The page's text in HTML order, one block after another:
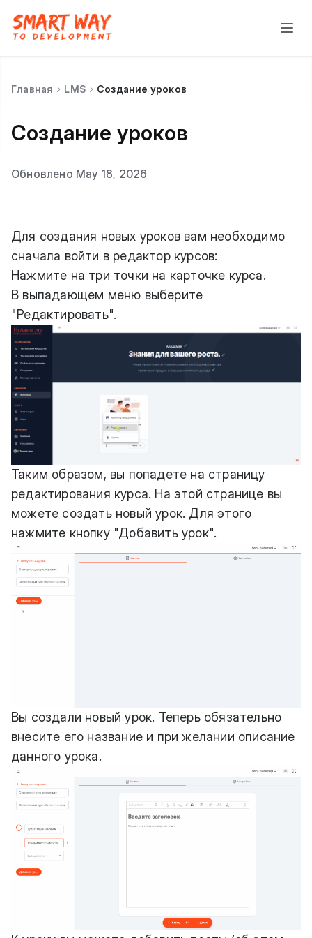
Главная LMS Создание уроков
Создание уроков
Обновлено May 18, 2026
Для создания новых уроков вам необходимо
сначала войти в редактор курсов:
Нажмите на три точки на карточке курса.
В выпадающем меню выберите
"Редактировать".
Таким образом, вы попадете на страницу
редактирования курса. На этой странице вы
можете создать новый урок. Для этого
нажмите кнопку "Добавить урок".
Вы создали новый урок. Теперь обязательно
внесите его название и при желании описание
данного урока.